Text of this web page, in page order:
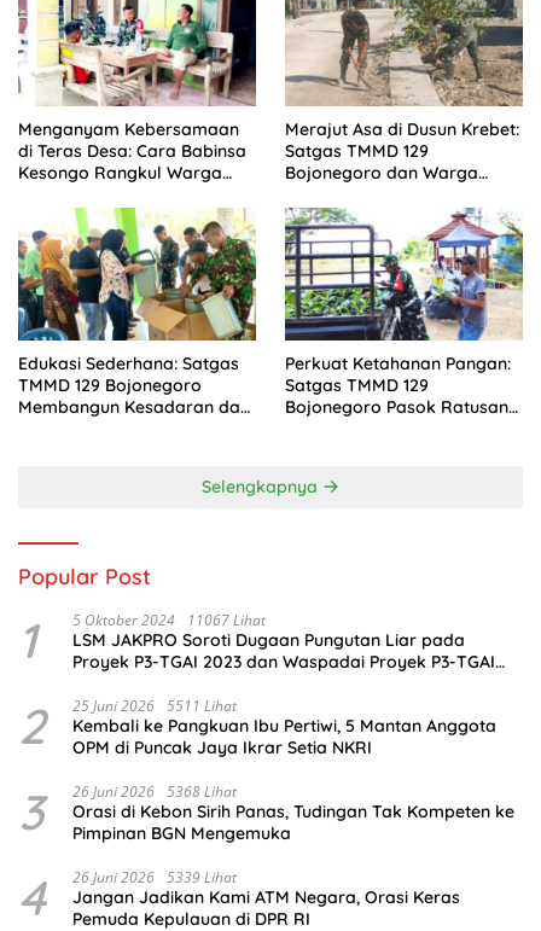
Menganyam Kebersamaan
di Teras Desa: Cara Babinsa
Kesongo Rangkul Warga
Bojonegoro
Merajut Asa di Dusun Krebet:
Satgas TMMD 129
Bojonegoro dan Warga
Edukasi Sederhana: Satgas
TMMD 129 Bojonegoro
Membangun Kesadaran dan
Perkuat Ketahanan Pangan:
Satgas TMMD 129
Bojonegoro Pasok Ratusan
Selengkapnya
Popular Post
1 5 Oktober 2024 11067 Lihat
LSM JAKPRO Soroti Dugaan Pungutan Liar pada
Proyek P3-TGAI 2023 dan Waspadai Proyek P3-TGAI
2 25 Juni 2026 5511 Lihat
Kembali ke Pangkuan Ibu Pertiwi, 5 Mantan Anggota
OPM di Puncak Jaya Ikrar Setia NKRI
3 26 Juni 2026 5368 Lihat
Orasi di Kebon Sirih Panas, Tudingan Tak Kompeten ke
Pimpinan BGN Mengemuka
4 26 Juni 2026 5339 Lihat
Jangan Jadikan Kami ATM Negara, Orasi Keras
Pemuda Kepulauan di DPR RI